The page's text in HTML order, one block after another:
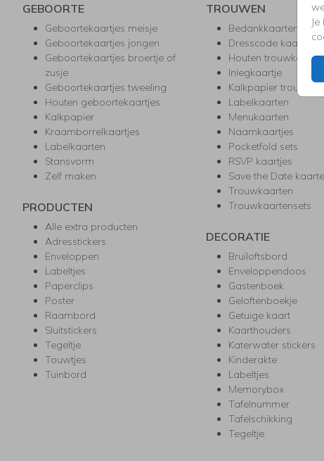
GEBOORTE
Geboortekaartjes meisje
Geboortekaartjes jongen
Geboortekaartjes broertje of
zusje
Geboortekaartjes tweeling
Houten geboortekaartjes
Kalkpapier
Kraamborrelkaartjes
Labelkaarten
Stansvorm
Zelf maken
PRODUCTEN
Alle extra producten
Adresstickers
Enveloppen
Labeltjes
Paperclips
Poster
Raambord
Sluitstickers
Tegeltje
Touwtjes
Tuinbord
TROUWEN
Bedankkaarten
Dresscode kaartjes
Houten
Inlegkaartje
Kalkpapier
Labelkaarten
Menukaarten
Naamkaartjes
Pocketfold sets
RSVP kaartjes
Save the Date
Trouwkaarten
Trouwkaartensets
DECORATIE
Bruiloftsbord
Enveloppendoos
Gastenboek
Geloftenboekje
Getuige kaart
Kaarthouders
Katerwater stickers
Kinderakte
Labeltjes
Memorybox
Tafelnummer
Tafelschikking
Tegeltje